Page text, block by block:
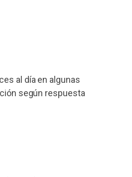
al día en algunas
según respuesta